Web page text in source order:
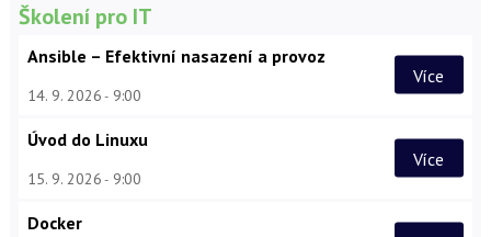
Školení pro IT
Ansible – Efektivní nasazení a provoz
14. 9. 2026 9:00
Více
Úvod do Linuxu
15. 9. 2026 9:00
Více
Docker